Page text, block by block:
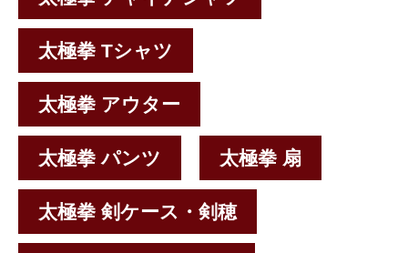
太極拳 Tシャツ
太極拳 アウター
太極拳 パンツ 太極拳 扇
太極拳 剣ケース・剣穂